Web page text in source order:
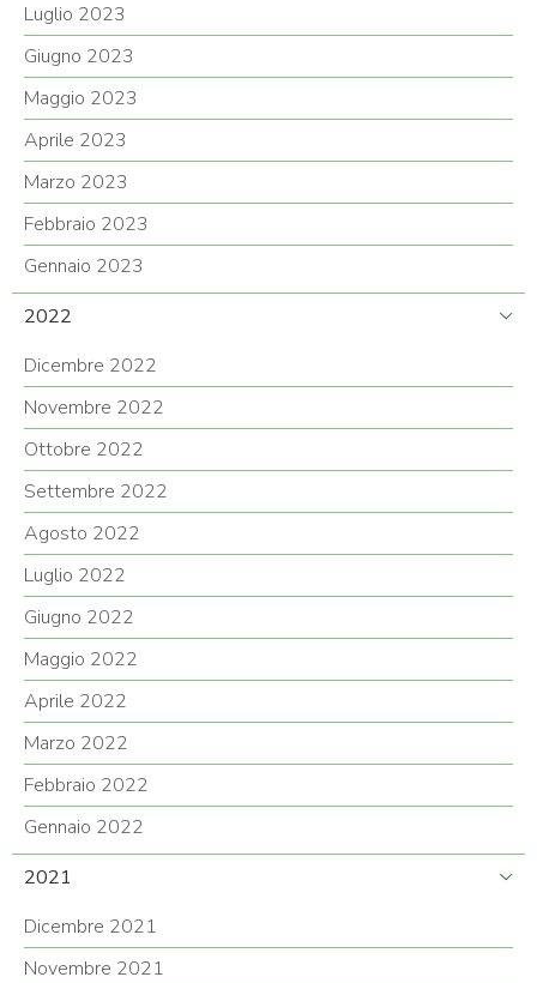
Luglio 2023
Giugno 2023
Maggio 2023
Aprile 2023
Marzo 2023
Febbraio 2023
Gennaio 2023
2022
Dicembre 2022
Novembre 2022
Ottobre 2022
Settembre 2022
Agosto 2022
Luglio 2022
Giugno 2022
Maggio 2022
Aprile 2022
Marzo 2022
Febbraio 2022
Gennaio 2022
2021
Dicembre 2021
Novembre 2021